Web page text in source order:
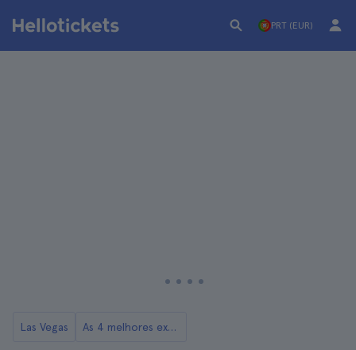
PRT (EUR)
Las Vegas As 4 melhores excursões para a Represa Hoover saindo de Las Vegas